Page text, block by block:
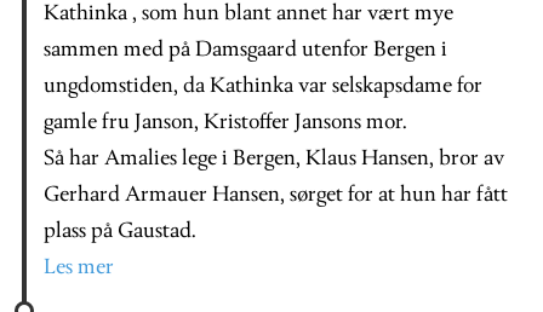
Kathinka , som hun blant annet har vært mye
sammen med på Damsgaard utenfor Bergen i
ungdomstiden, da Kathinka var selskapsdame for
gamle fru Janson, Kristoffer Jansons mor.
Så har Amalies lege i Bergen, Klaus Hansen, bror av
Gerhard Armauer Hansen, sørget for at hun har fått
plass på Gaustad.
Les mer